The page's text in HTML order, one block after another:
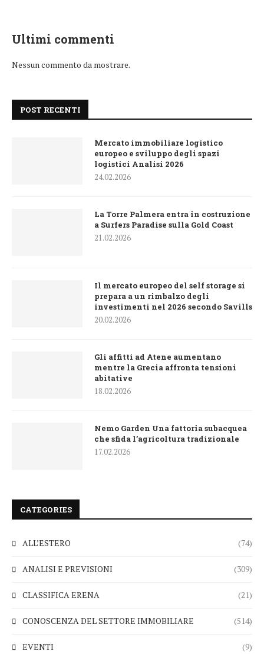
Ultimi commenti
Nessun commento da mostrare.
POST RECENTI
Mercato immobiliare logistico
europeo e sviluppo degli spazi
logistici Analisi 2026
24.02.2026
La Torre Palmera entra in costruzione
a Surfers Paradise sulla Gold Coast
21.02.2026
Il mercato europeo del self storage si
prepara a un rimbalzo degli
investimenti nel 2026 secondo Savills
20.02.2026
Gli affitti ad Atene aumentano
mentre la Grecia affronta tensioni
abitative
18.02.2026
Nemo Garden Una fattoria subacquea
che sfida l’agricoltura tradizionale
17.02.2026
CATEGORIES
ALL’ESTERO (74)
ANALISI E PREVISIONI (309)
CLASSIFICA ERENA (21)
CONOSCENZA DEL SETTORE IMMOBILIARE (514)
EVENTI (9)